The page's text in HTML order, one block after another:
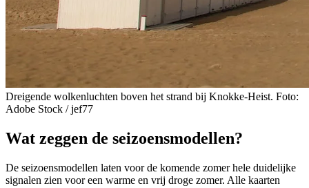
Dreigende wolkenluchten boven het strand bij Knokke-Heist. Foto:
Adobe Stock / jef77
Wat zeggen de seizoensmodellen?
De seizoensmodellen laten voor de komende zomer hele duidelijke
signalen zien voor een warme en vrij droge zomer. Alle kaarten